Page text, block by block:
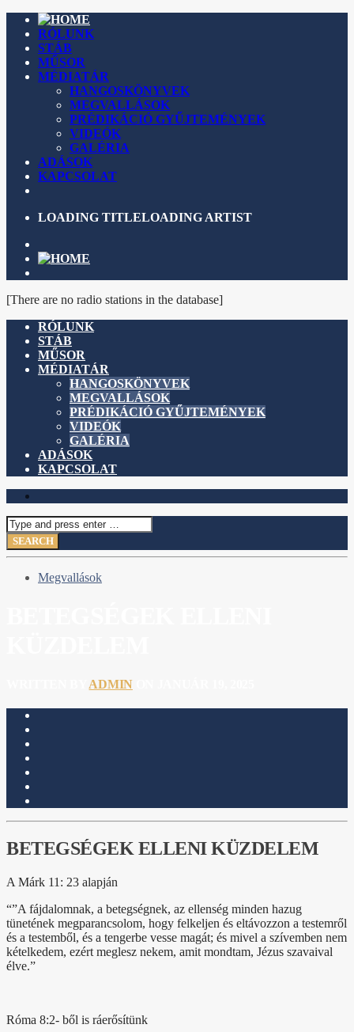
RÓLUNK
STÁB
MŰSOR
MÉDIATÁR
HANGOSKÖNYVEK
MEGVALLÁSOK
PRÉDIKÁCIÓ GYŰJTEMÉNYEK
VIDEÓK
GALÉRIA
ADÁSOK
KAPCSOLAT
LOADING TITLELOADING ARTIST
[There are no radio stations in the database]
RÓLUNK
STÁB
MŰSOR
MÉDIATÁR
HANGOSKÖNYVEK
MEGVALLÁSOK
PRÉDIKÁCIÓ GYŰJTEMÉNYEK
VIDEÓK
GALÉRIA
ADÁSOK
KAPCSOLAT
Megvallások
ADMINON JANUÁR 19, 2025
BETEGSÉGEK ELLENI KÜZDELEM
A Márk 11: 23 alapján
“”A fájdalomnak, a betegségnek, az ellenség minden hazug
tünetének megparancsolom, hogy felkeljen és eltávozzon a testemről
és a testemből, és a tengerbe vesse magát; és mivel a szívemben nem
kételkedem, ezért meglesz nekem, amit mondtam, Jézus szavaival
élve.”
Róma 8:2- ből is ráerősítünk